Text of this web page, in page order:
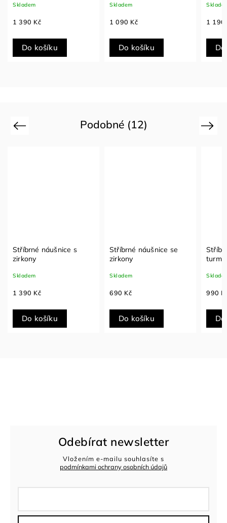
Skladem
1 390 Kč
Do košíku
Skladem
1 090 Kč
Do košíku
1 190
Podobné (12)
Previous
Stříbrné náušnice s
zirkony
Skladem
1 390 Kč
Do košíku
Stříbrné náušnice se
zirkony
Skladem
690 Kč
Do košíku
990
Next
Odebírat newsletter
Vložením e-mailu souhlasíte s
podmínkami ochrany osobních údajů